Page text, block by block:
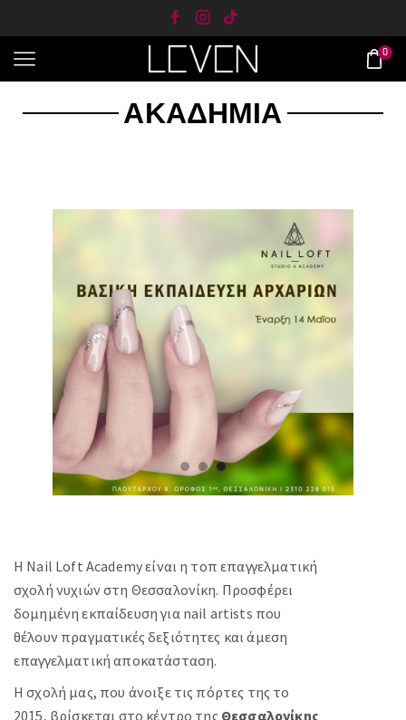
0
ΑΚΑΔΗΜΊΑ
Η Nail Loft Academyείναι η τοπ επαγγελματική
σχολή νυχιών στη Θεσσαλονίκη. Προσφέρει
δομημένη εκπαίδευση για nail artists που
θέλουν πραγματικές δεξιότητες και άμεση
επαγγελματική αποκατάσταση.
Η σχολή μας, που άνοιξε τις πόρτες της το
2015, βρίσκεται στο κέντρο της Θεσσαλονίκης